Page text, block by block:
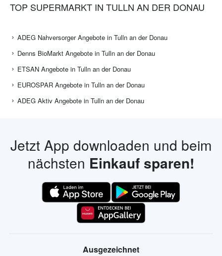
TOP SUPERMARKT IN TULLN AN DER DONAU
ADEG Nahversorger Angebote in Tulln an der Donau
Denns BioMarkt Angebote in Tulln an der Donau
ETSAN Angebote in Tulln an der Donau
EUROSPAR Angebote in Tulln an der Donau
ADEG Aktiv Angebote in Tulln an der Donau
Jetzt App downloaden und beim
nächsten Einkauf sparen!
Ausgezeichnet